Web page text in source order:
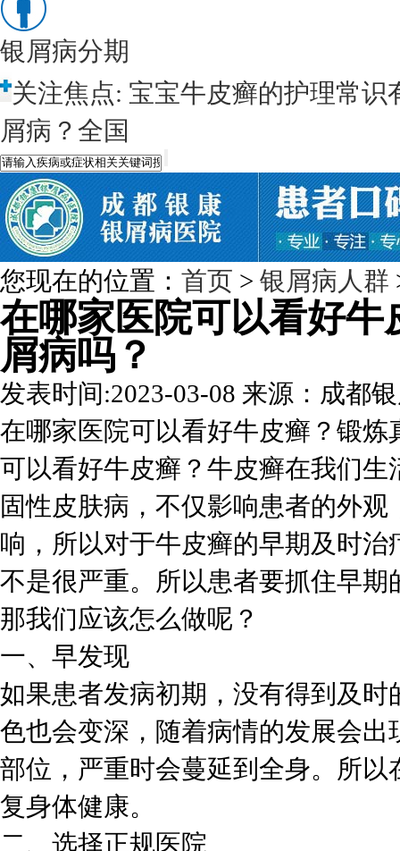
银屑病分期
关注焦点: 宝宝牛皮癣的护理常识
屑病？全国
您现在的位置： 首页 > 银屑病人群
在哪家医院可以看好
屑病吗？
发表时间:2023-03-08 来源：成都
在哪家医院可以看好牛皮癣？锻
可以看好牛皮癣？牛皮癣在我们
固性皮肤病，不仅影响患者的外
响，所以对于牛皮癣的早期及时
不是很严重。所以患者要抓住早
那我们应该怎么做呢？
一、早发现
如果患者发病初期，没有得到及
色也会变深，随着病情的发展会
部位，严重时会蔓延到全身。所
复身体健康。
二、选择正规医院